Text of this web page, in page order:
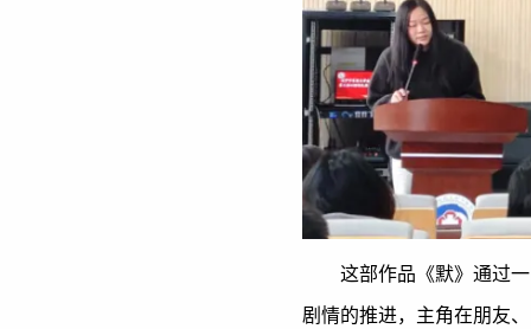
这部作品《默》通过
剧情的推进，主角在朋友